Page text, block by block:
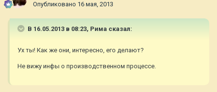
Опубликовано 16 мая, 2013
В 16.05.2013 в 08:23, Рима сказал:
Ух ты! Как же они, интересно, его делают?
Не вижу инфы о производственном процессе.